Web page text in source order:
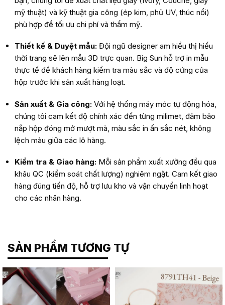
mỹ thuật) và kỹ thuật gia công (ép kim, phủ UV, thúc nổi)
phù hợp để tối ưu chi phí và thẩm mỹ.
Thiết kế & Duyệt mẫu: Đội ngũ designer am hiểu thị hiếu
thời trang sẽ lên mẫu 3D trực quan. Big Sun hỗ trợ in mẫu
thực tế để khách hàng kiểm tra màu sắc và độ cứng của
hộp trước khi sản xuất hàng loạt.
Sản xuất & Gia công: Với hệ thống máy móc tự động hóa,
chúng tôi cam kết độ chính xác đến từng milimet, đảm bảo
nắp hộp đóng mở mượt mà, màu sắc in ấn sắc nét, không
lệch màu giữa các lô hàng.
Kiểm tra & Giao hàng: Mỗi sản phẩm xuất xưởng đều qua
khâu QC (kiểm soát chất lượng) nghiêm ngặt. Cam kết giao
hàng đúng tiến độ, hỗ trợ lưu kho và vận chuyển linh hoạt
cho các nhãn hàng.
SẢN PHẨM TƯƠNG TỰ